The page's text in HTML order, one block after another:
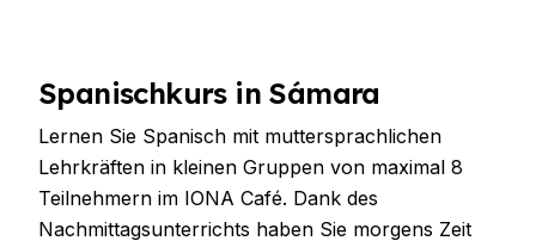
Spanischkurs in Sámara
Lernen Sie Spanisch mit muttersprachlichen
Lehrkräften in kleinen Gruppen von maximal 8
Teilnehmern im IONA Café. Dank des
Nachmittagsunterrichts haben Sie morgens Zeit